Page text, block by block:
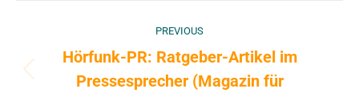
navigation
PREVIOUS
Previous
Hörfunk-PR: Ratgeber-Artikel im
Pressesprecher (Magazin für